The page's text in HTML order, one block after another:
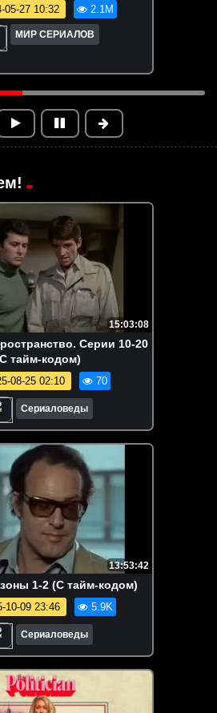
05-20 13:40 1.9M
МИР СЕРИАЛОВ
15:03:08
Серии 10-20
тайм-кодом)
08-25 02:10 70
Сериаловеды
13:53:42
1-2 (С тайм-кодом)
10-09 23:46 5.9K
Сериаловеды